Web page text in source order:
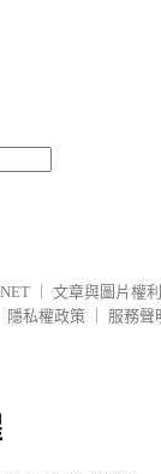
文章與圖片權
隱私權政策
服務聲